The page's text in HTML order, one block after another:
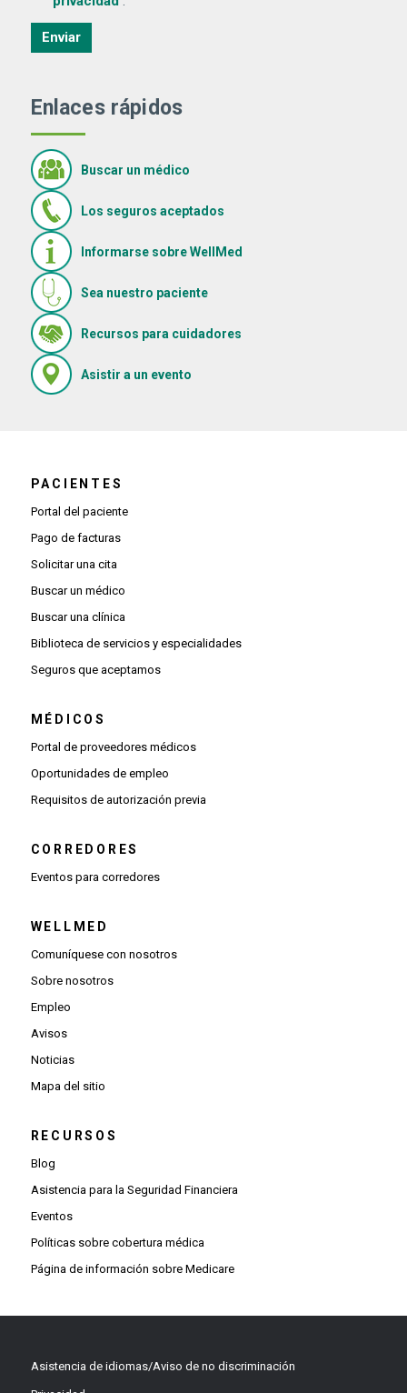
Enviar
Enlaces rápidos
Buscar un médico
Los seguros aceptados
Informarse sobre WellMed
Sea nuestro paciente
Recursos para cuidadores(Se abre en una ventana
Asistir a un evento(Se abre en una ventana nueva)
PACIENTES
Portal del paciente
Pago de facturas
Solicitar una cita
Buscar un médico
Buscar una clínica
Biblioteca de servicios y especialidades
Seguros que aceptamos
MÉDICOS
Portal de proveedores médicos(Se abre una ventana nueva)
Oportunidades de empleo(Se abre una ventana nueva)
Requisitos de autorización previa(Se abre una ventana nueva)
CORREDORES
Eventos para corredores
WELLMED
Comuníquese con nosotros
Sobre nosotros
Empleo
Avisos
Noticias
Mapa del sitio
RECURSOS
Blog
Asistencia para la Seguridad Financiera
Eventos
Políticas sobre cobertura médica
Página de información sobre Medicare
Asistencia de idiomas/Aviso de no discriminación